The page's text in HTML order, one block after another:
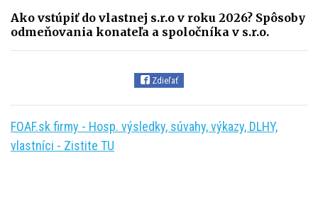
Ako vstúpiť do vlastnej s.r.o v roku 2026? Spôsoby
odmeňovania konateľa a spoločníka v s.r.o.
Zdieľať
FOAF.sk firmy - Hosp. výsledky, súvahy, výkazy, DLHY,
vlastníci - Zistite TU